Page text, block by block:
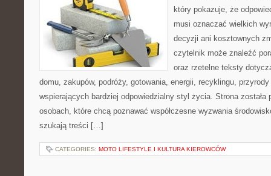
który pokazuje, że
musi oznaczać wielkich
decyzji ani kosztownych
czytelnik może znaleźć
oraz rzetelne teksty
domu, zakupów, podróży, gotowania, energii, recyklingu,
wspierających bardziej odpowiedzialny styl życia. Strona została
osobach, które chcą poznawać współczesne wyzwania
szukają treści […]
CATEGORIES: MOTO LIFESTYLE I KULTURA KIEROWCÓW